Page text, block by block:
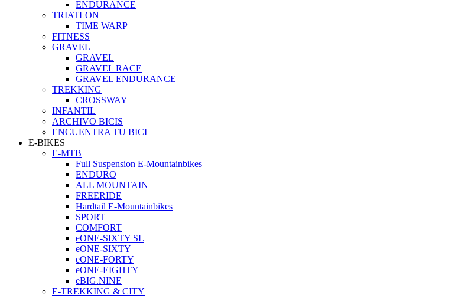
ENDURANCE
TRIATLON
TIME WARP
FITNESS
GRAVEL
GRAVEL
GRAVEL RACE
GRAVEL ENDURANCE
TREKKING
CROSSWAY
INFANTIL
ARCHIVO BICIS
ENCUENTRA TU BICI
E-BIKES
E-MTB
Full Suspension E-Mountainbikes
ENDURO
ALL MOUNTAIN
FREERIDE
Hardtail E-Mountainbikes
SPORT
COMFORT
eONE-SIXTY SL
eONE-SIXTY
eONE-FORTY
eONE-EIGHTY
eBIG.NINE
E-TREKKING & CITY